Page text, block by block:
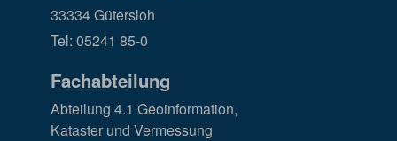
33334 Gütersloh
Tel: 05241 85-0
Fachabteilung
Abteilung 4.1 Geoinformation,
Kataster und Vermessung